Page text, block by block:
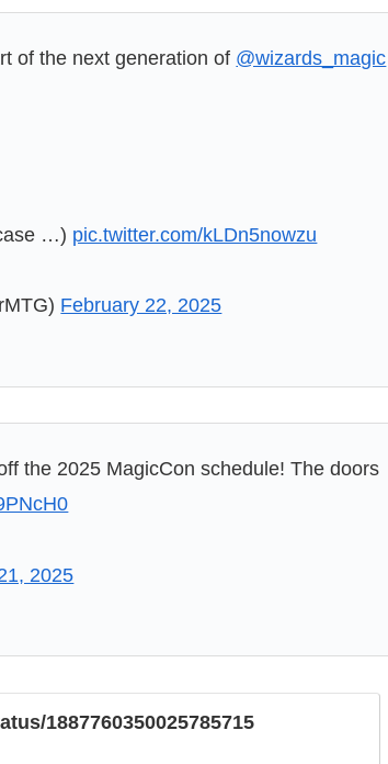
of the next generation of @wizards_magic
…) pic.twitter.com/kLDn5nowzu
February 22, 2025
the 2025 MagicCon schedule! The doors
2025
1887760350025785715